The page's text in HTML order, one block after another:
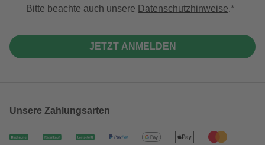
Bitte beachte auch unsere Datenschutzhinweise.
JETZT ANMELDEN
Unsere Zahlungsarten